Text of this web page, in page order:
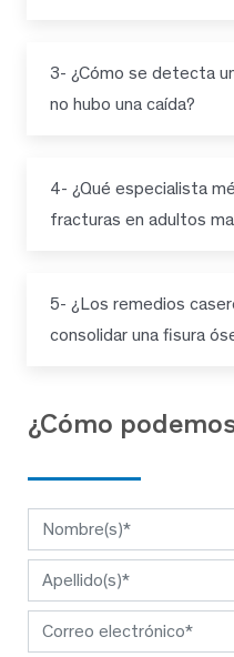
3- ¿Cómo se detecta
no hubo una caída?
4- ¿Qué especialista
fracturas en adultos
5- ¿Los remedios
consolidar una fisura
¿Cómo